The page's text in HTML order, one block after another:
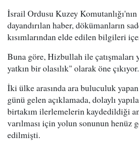
İsrail Ordusu Kuzey Komutanlığı'nın
dayandırılan haber, dökümanların
kısımlarından elde edilen bilgileri
Buna göre, Hizbullah ile çatışmaları
yatkın bir olasılık" olarak öne çıkıyor.
İki ülke arasında ara buluculuk
günü gelen açıklamada, dolaylı
birtakım ilerlemelerin kaydedildiği
varılması için yolun sonunun henüz
edilmişti.